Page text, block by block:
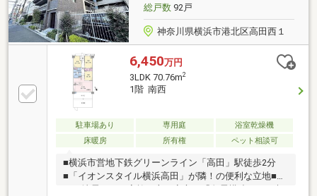
総戸数92戸
神奈川県横浜市港北区高田西１
6,450万円
3LDK 70.76m2
1階 南西
駐車場あり 専用庭
浴室乾燥機
床暖房
所有権 ペット相談可
■横浜市営地下鉄グリーンライン「高田」駅徒歩2分
■「イオンスタイル横浜高田」が隣！の便利な立地■大
きな地震からご家族を守る安心の「免震構造」■24時